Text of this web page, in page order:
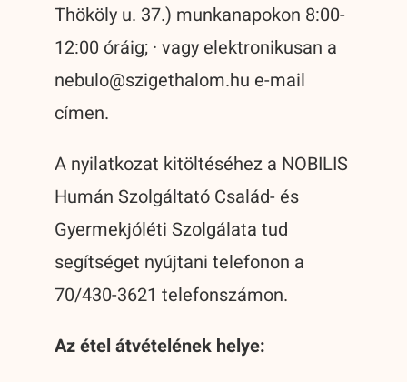
Thököly u. 37.) munkanapokon 8:00-
12:00 óráig; · vagy elektronikusan a
nebulo@szigethalom.hu e-mail
címen.
A nyilatkozat kitöltéséhez a NOBILIS
Humán Szolgáltató Család- és
Gyermekjóléti Szolgálata tud
segítséget nyújtani telefonon a
70/430-3621 telefonszámon.
Az étel átvételének helye: